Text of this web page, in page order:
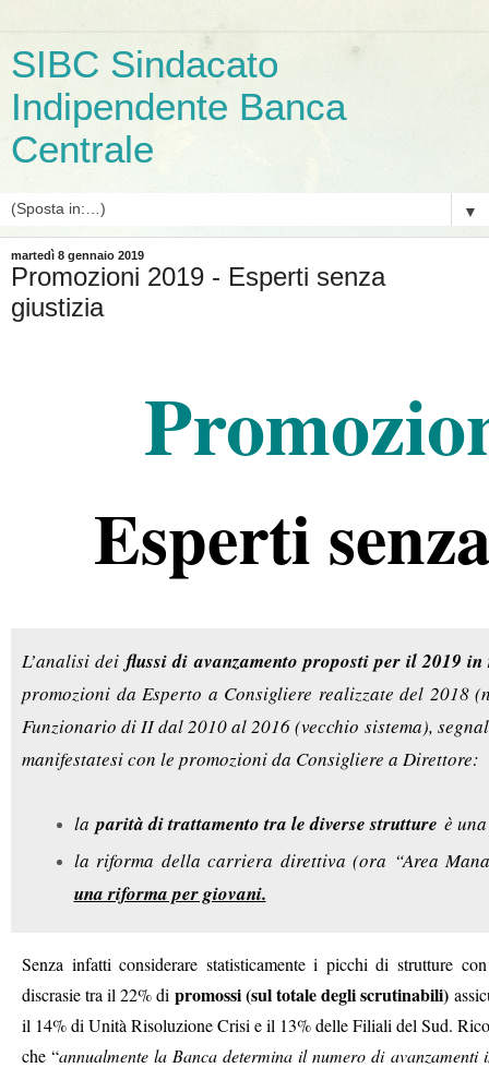
SIBC Sindacato
Indipendente Banca
Centrale
▼
martedì 8 gennaio 2019
Promozioni 2019 - Esperti senza
giustizia
Esperti
L’analisi deiflussi di avanzamento proposti per il 2019
promozioni da Esperto a Consigliere realizzate del 2018
Funzionario di II dal 2010 al 2016 (vecchio sistema),
manifestatesi con le promozioni da Consigliere a Direttore:
laparità di trattamento tra le diverse strutture è
la riforma della carriera direttiva (ora “Area
una riforma per giovani.
Senza infatti considerare statisticamente i picchi di strutture
discrasie tra il 22% di promossi (sul totale degli scrutinabili)
il 14% di Unità Risoluzione Crisi e il 13% delle Filiali del Sud.
che “annualmente la Banca determina il numero di